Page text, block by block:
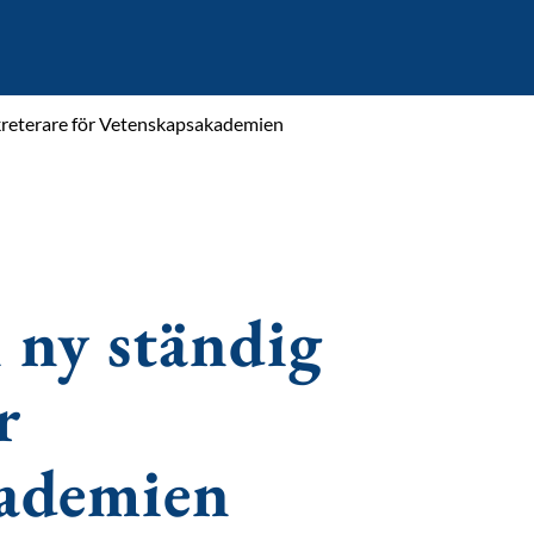
för Vetenskapsakademien
ny ständig